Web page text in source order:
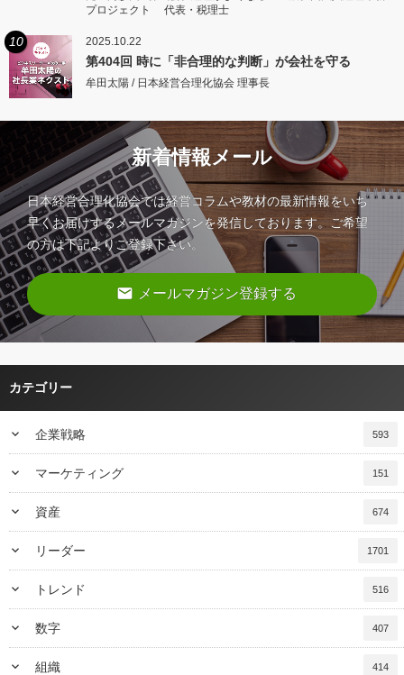
プロジェクト 代表・税理士
10 2025.10.22
第404回 時に「非合理的な判断」が会社を守る
牟田太陽 / 日本経営合理化協会 理事長
新着情報メール
日本経営合理化協会では経営コラムや教材の最新情報をいち
早くお届けするメールマガジンを発信しております。ご希望
の方は下記よりご登録下さい。
email メールマガジン登録する
カテゴリー
keyboard_arrow_down 企業戦略 593
keyboard_arrow_down マーケティング 151
keyboard_arrow_down 資産 674
keyboard_arrow_down リーダー 1701
keyboard_arrow_down トレンド 516
keyboard_arrow_down 数字 407
keyboard_arrow_down 組織 414